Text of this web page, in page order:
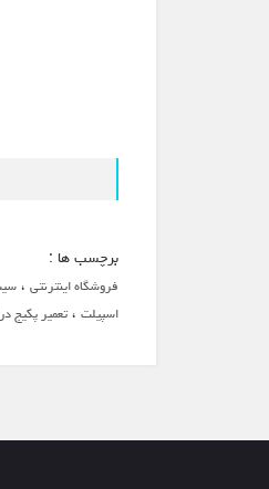
برچسب ها :
فروشگاه اینترنتی ،
اسپیلت ،تعمیر پکیج